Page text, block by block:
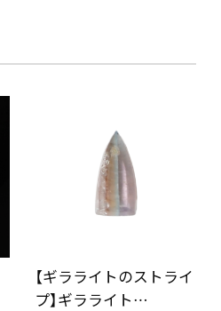
【ギラライトのストライ
プ】ギラライト…